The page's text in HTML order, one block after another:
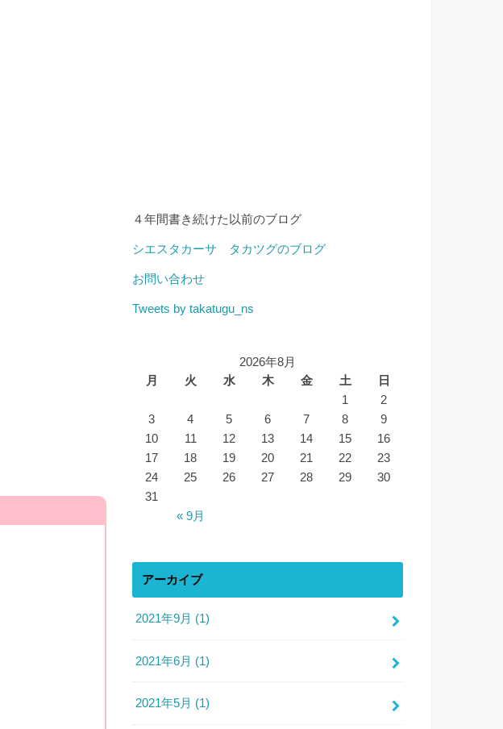
４年間書き続けた以前のブログ
シエスタカーサ タカツグのブログ
お問い合わせ
Tweets by takatugu_ns
2026年8月
月
火 水 木 金 土 日
« 9月
1
2
3
4 5 6 7 8
9
10
11 12 13 14 15
16
17
18 19 20 21 22
23
24
25 26 27 28 29
30
31
アーカイブ
2021年9月 (1)
2021年6月 (1)
2021年5月 (1)